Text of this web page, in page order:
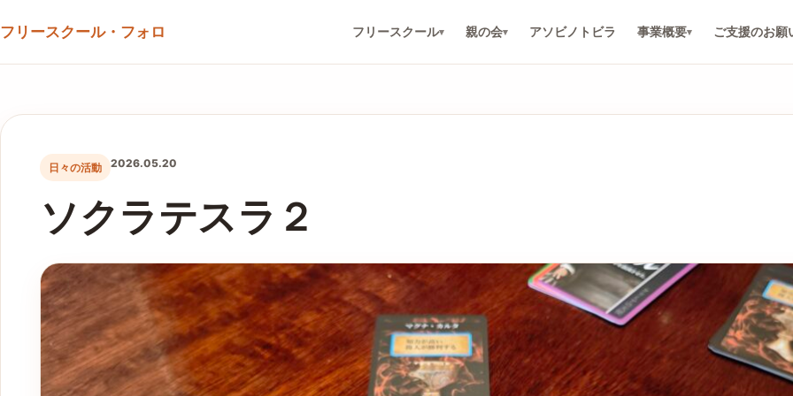
フリースクール・フォロ フリースクール 親の会 アソビノトビラ 事業概要 ご支援のお願
日々の活動 2026.05.20
ソクラテスラ２